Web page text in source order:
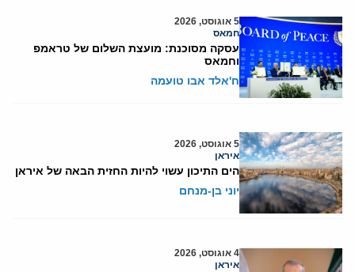
5 אוגוסט, 2026
חמאס
עסקה מסוכנת: מועצת השלום של טראמפ
וחמאס
ח'אלד אבו טועמה
5 אוגוסט, 2026
איראן
הים התיכון עשוי להיות החזית הבאה של איראן
יוני בן-מנחם
4 אוגוסט, 2026
איראן